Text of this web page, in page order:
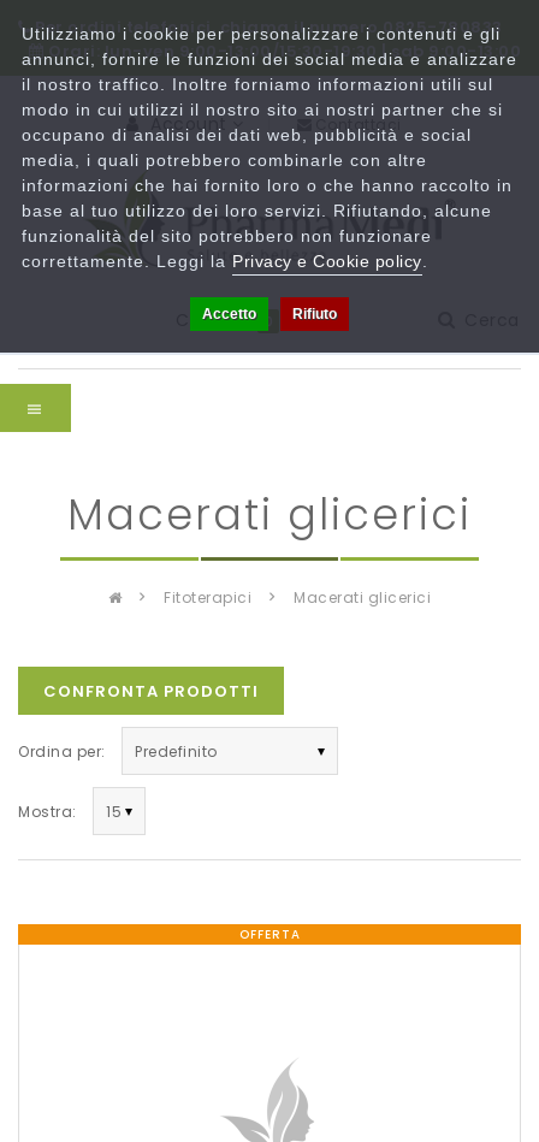
Per ordini telefonici, chiama il numero 0825-780833
Orari: lun-ven 9:00-13:00/15:30-19:30 | sab 9:00-13:00
Account Contattaci
Carrello
macerati glicerici
fitoterapici macerati glicerici
CONFRONTA PRODOTTI
Ordina per:
Mostra:
OFFERTA
Utilizziamo i cookie per personalizzare i contenuti e gli
annunci, fornire le funzioni dei social media e analizzare
il nostro traffico. Inoltre forniamo informazioni utili sul
modo in cui utilizzi il nostro sito ai nostri partner che si
occupano di analisi dei dati web, pubblicità e social
media, i quali potrebbero combinarle con altre
informazioni che hai fornito loro o che hanno raccolto in
base al tuo utilizzo dei loro servizi. Rifiutando, alcune
funzionalità del sito potrebbero non funzionare
correttamente. Leggi la Privacy e Cookie policy
Accetto Rifiuto